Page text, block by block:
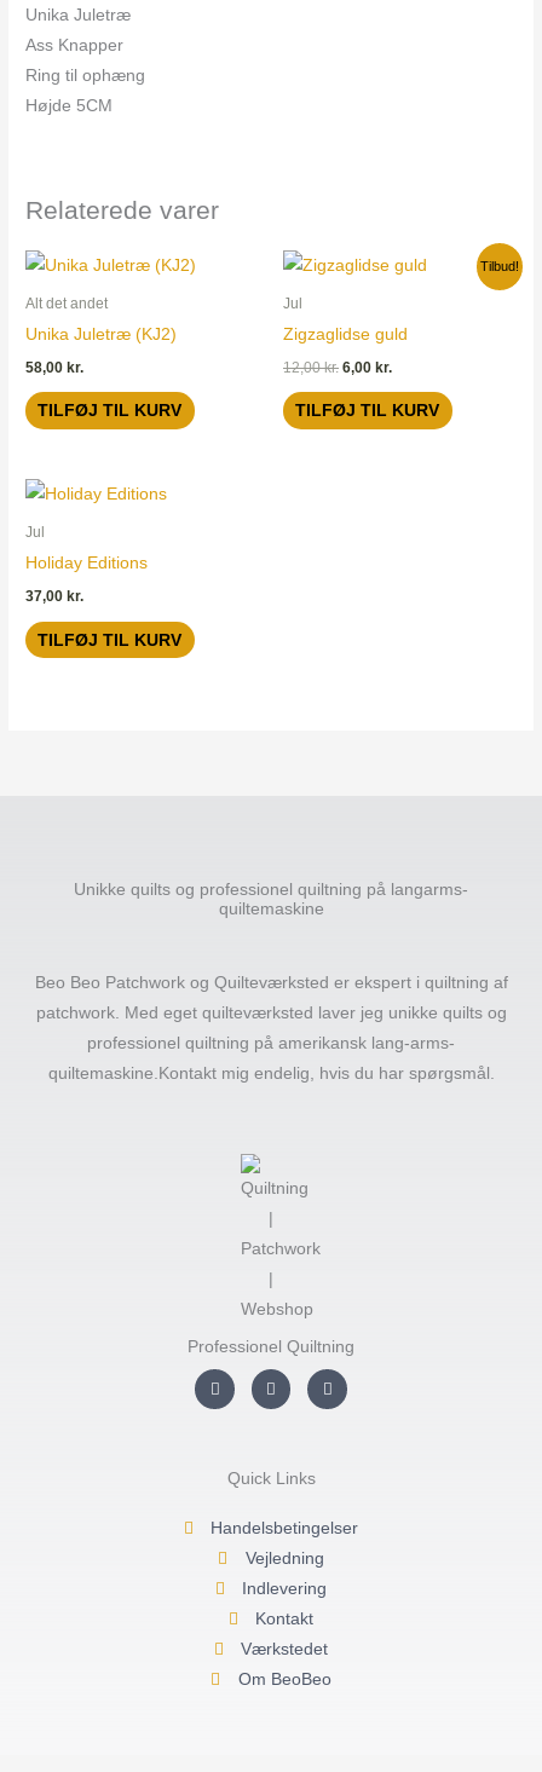
Unika Juletræ
Ass Knapper
Ring til ophæng
Højde 5CM
Relaterede varer
Alt det andet
Unika Juletræ (KJ2)
58,00kr.
TILFØJ TIL KURV
Tilbud!
Jul
Zigzaglidse guld
12,00kr.
Den
oprindelige
12,00 kr..
6,00 kr.
Den
aktuelle
6,00 kr..
TILFØJ TIL KURV
Jul
Holiday Editions
37,00kr.
TILFØJ TIL KURV
Unikke quilts og professionel quiltning på langarms-
quiltemaskine
Beo Beo Patchwork og Quilteværksted er ekspert i quiltning af
patchwork. Med eget quilteværksted laver jeg unikke quilts og
professionel quiltning på amerikansk lang-arms-
quiltemaskine.Kontakt mig endelig, hvis du har spørgsmål.
Professionel Quiltning
I
n
s
F
a
c
o
k
Y
o
u
Quick Links
Handelsbetingelser
Vejledning
Indlevering
Kontakt
Værkstedet
Om BeoBeo